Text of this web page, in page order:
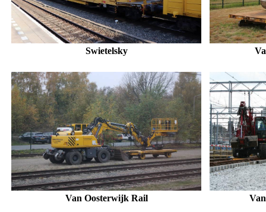
Swietelsky
Van Oosterwijk Rail